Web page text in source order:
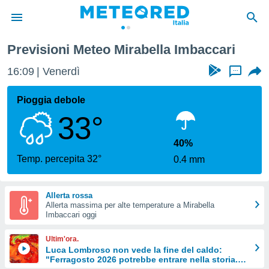
di
per
le
di
Web
le
Previsioni Meteo Mirabella Imbaccari
16:09 Venerdì ...
Pioggia debole
33°
Temp. percepita 32°
40%
0.4 mm
Allerta rossa
Allerta massima per alte temperature a Mirabella
Imbaccari oggi
Ultim'ora.
Luca Lombroso non vede la fine del caldo:
"Ferragosto 2026 potrebbe entrare nella storia.